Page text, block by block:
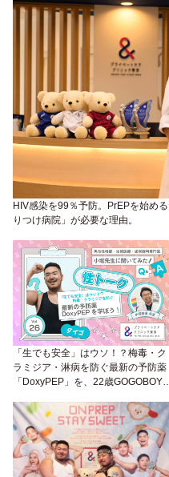
HIV感染を99％予防。PrEPを始め
りつけ病院」が必要な理由。
「生でも安全」はウソ！？梅毒・ク
ラミジア・淋病を防ぐ最新の予防薬
「DoxyPEP」を、22歳GOGOBOY
いことは小堀先生に聞けばイイ！
（Vol.26）